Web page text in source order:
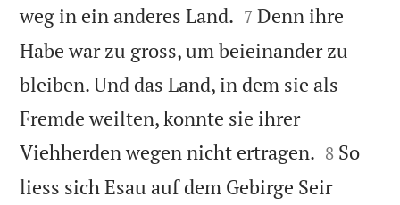
weg in ein anderes Land. 

7 Denn ihre
Habe war zu gross, um beieinander zu
bleiben. Und das Land, in dem sie als
Fremde weilten, konnte sie ihrer
Viehherden wegen nicht ertragen. 

8 So
liess sich Esau auf dem Gebirge Seir